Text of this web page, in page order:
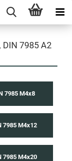
7985 A2
7985 M4x8
7985 M4x12
7985 M4x20